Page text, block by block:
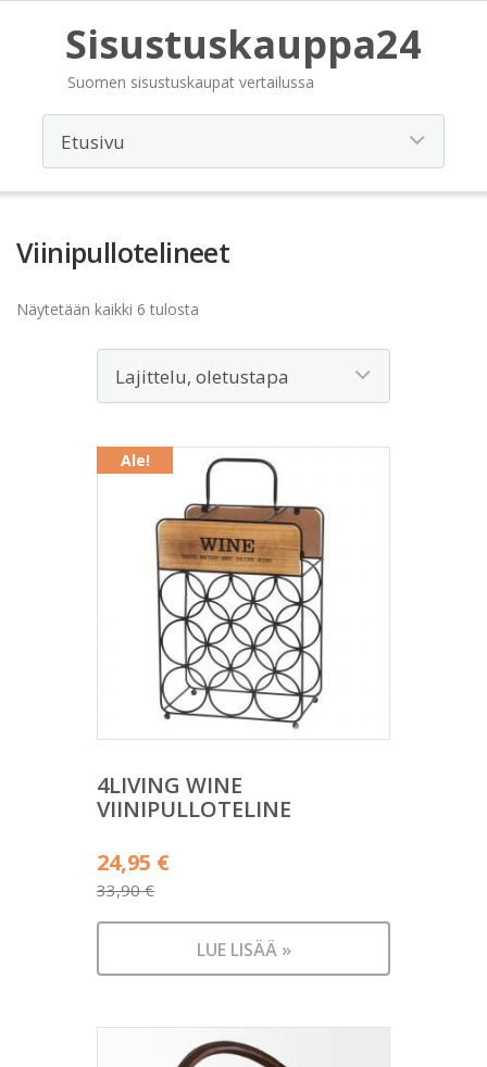
Sisustuskauppa24
Suomen sisustuskaupat vertailussa
Viinipullotelineet
Näytetään kaikki 6 tulosta
Ale!
4LIVING WINE
VIINIPULLOTELINE
33,90€
Alkuperäinen
hinta
oli:
24,95 €
Nykyinen
on:
LUE LISÄÄ »